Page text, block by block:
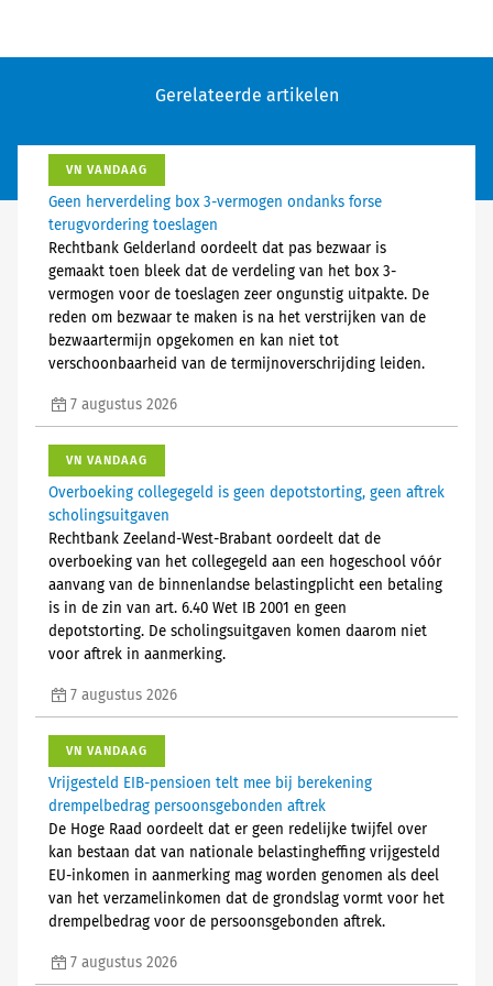
Gerelateerde artikelen
VN VANDAAG
Geen herverdeling box 3-vermogen ondanks forse
terugvordering toeslagen
Rechtbank Gelderland oordeelt dat pas bezwaar is
gemaakt toen bleek dat de verdeling van het box 3-
vermogen voor de toeslagen zeer ongunstig uitpakte. De
reden om bezwaar te maken is na het verstrijken van de
bezwaartermijn opgekomen en kan niet tot
verschoonbaarheid van de termijnoverschrijding leiden.
7 augustus 2026
VN VANDAAG
Overboeking collegegeld is geen depotstorting, geen aftrek
scholingsuitgaven
Rechtbank Zeeland-West-Brabant oordeelt dat de
overboeking van het collegegeld aan een hogeschool vóór
aanvang van de binnenlandse belastingplicht een betaling
is in de zin van art. 6.40 Wet IB 2001 en geen
depotstorting. De scholingsuitgaven komen daarom niet
voor aftrek in aanmerking.
7 augustus 2026
VN VANDAAG
Vrijgesteld EIB-pensioen telt mee bij berekening
drempelbedrag persoonsgebonden aftrek
De Hoge Raad oordeelt dat er geen redelijke twijfel over
kan bestaan dat van nationale belastingheffing vrijgesteld
EU-inkomen in aanmerking mag worden genomen als deel
van het verzamelinkomen dat de grondslag vormt voor het
drempelbedrag voor de persoonsgebonden aftrek.
7 augustus 2026